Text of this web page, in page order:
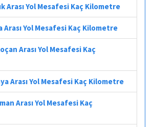
Arası Yol Mesafesi Kaç Kilometre
Arası Yol Mesafesi Kaç Kilometre
Arası Yol Mesafesi Kaç
Arası Yol Mesafesi Kaç Kilometre
Arası Yol Mesafesi Kaç